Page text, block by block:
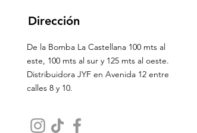
Dirección
De la Bomba La Castellana 100 mts al
este, 100 mts al sur y 125 mts al oeste.
Distribuidora JYF en Avenida 12 entre
calles 8 y 10.